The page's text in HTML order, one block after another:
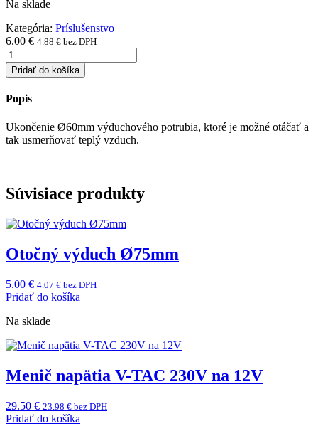
Na sklade
Kategória: Príslušenstvo
6.00 € 4.88 € bez DPH
množstvo
Otočný
výduch
Ø60mm
Pridať do košíka
Popis
Ukončenie Ø60mm výduchového potrubia, ktoré je možné otáčať a
tak usmerňovať teplý vzduch.
Súvisiace produkty
Otočný výduch Ø75mm
5.00 € 4.07 € bez DPH
Pridať do košíka
Na sklade
Menič napätia V-TAC 230V na 12V
29.50 € 23.98 € bez DPH
Pridať do košíka